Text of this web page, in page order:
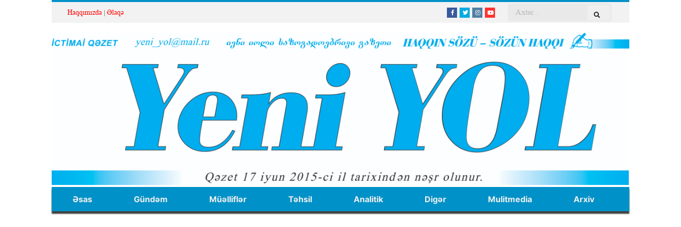
Haqqımızda Əlaqə
Əsas Gündəm Müəlliflər Təhsil Analitik Digər Mulitmedia Arxiv